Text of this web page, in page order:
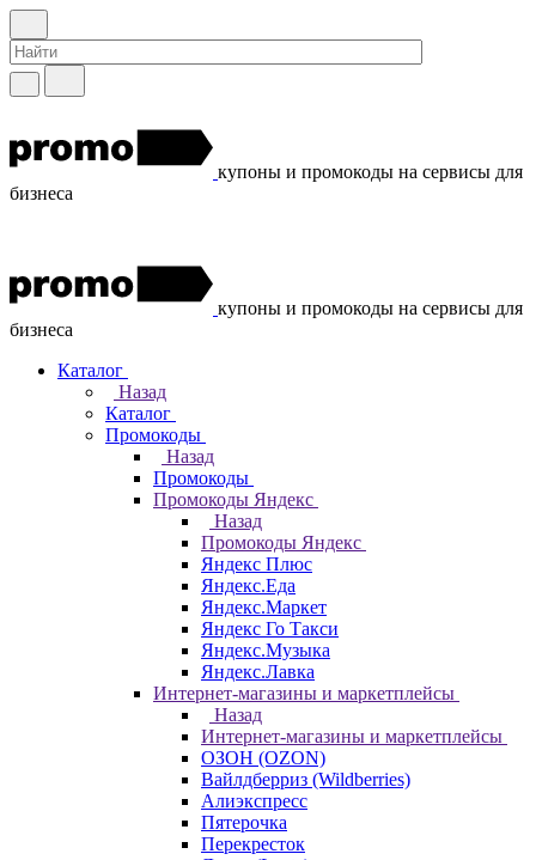
купоны и промокоды на сервисы для
бизнеса
купоны и промокоды на сервисы для
бизнеса
Каталог
Назад
Каталог
Промокоды
Назад
Промокоды
Промокоды Яндекс
Назад
Промокоды Яндекс
Яндекс Плюс
Яндекс.Еда
Яндекс.Маркет
Яндекс Го Такси
Яндекс.Музыка
Яндекс.Лавка
Интернет-магазины и маркетплейсы
Назад
Интернет-магазины и маркетплейсы
ОЗОН (OZON)
Вайлдберриз (Wildberries)
Алиэкспресс
Пятерочка
Перекресток